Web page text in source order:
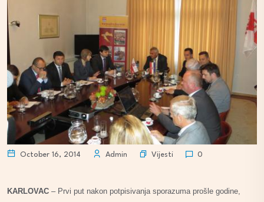
October 16, 2014 Admin Vijesti 0
KARLOVAC – Prvi put nakon potpisivanja sporazuma prošle godine,